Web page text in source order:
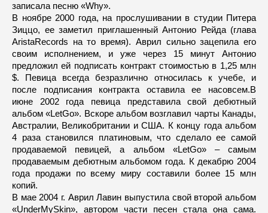
записала песню «Why».
В ноябре 2000 года, на прослушивании в студии Питера
Зиццо, ее заметил приглашенный Антонио Рейда (глава
AristaRecords на то время). Аврил сильно зацепила его
своим исполнением, и уже через 15 минут Антонио
предложил ей подписать контракт стоимостью в 1,25 млн
$. Певица всегда безразлично относилась к учебе, и
после подписания контракта оставила ее насовсем.В
июне 2002 года певица представила свой дебютный
альбом «LetGo». Вскоре альбом возглавил чарты Канады,
Австралии, Великобритании и США. К концу года альбом
4 раза становился платиновым, что сделало ее самой
продаваемой певицей, а альбом «LetGo» – самым
продаваемым дебютным альбомом года. К декабрю 2004
года продажи по всему миру составили более 15 млн
копий.
В мае 2004 г. Аврил Лавин выпустила свой второй альбом
«UnderMySkin», автором части песен стала она сама.